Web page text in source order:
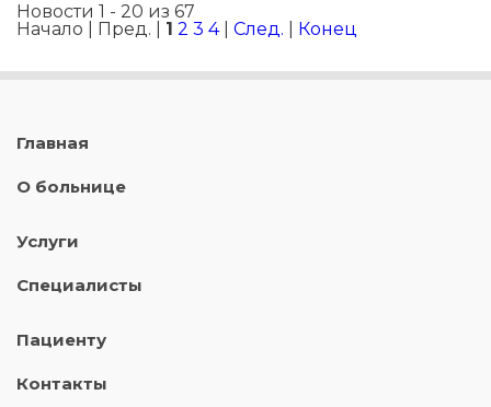
Новости 1 - 20 из 67
Начало | Пред. | 1 2 3 4| След. Конец
Главная
О больнице
Услуги
Специалисты
Пациенту
Контакты